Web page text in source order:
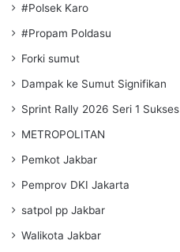
#Polsek Karo
#Propam Poldasu
Forki sumut
Dampak ke Sumut Signifikan
Sprint Rally 2026 Seri 1 Sukses
METROPOLITAN
Pemkot Jakbar
Pemprov DKI Jakarta
satpol pp Jakbar
Walikota Jakbar